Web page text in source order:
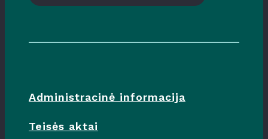
Administracinė informacija
Teisės aktai